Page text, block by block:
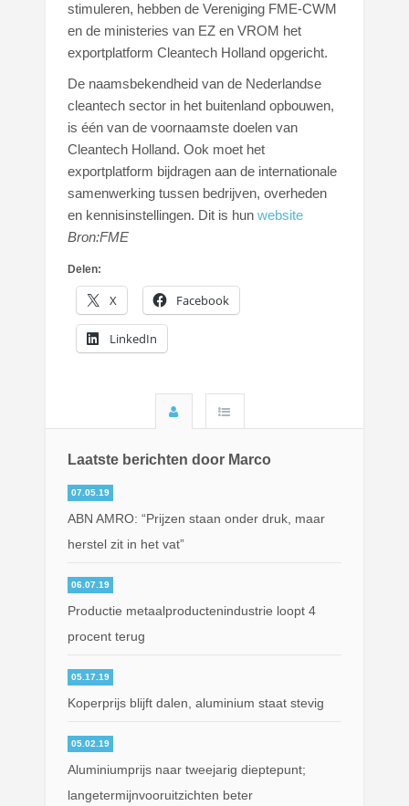
stimuleren, hebben de Vereniging FME-CWM
en de ministeries van EZ en VROM het
exportplatform Cleantech Holland opgericht.
De naamsbekendheid van de Nederlandse
cleantech sector in het buitenland opbouwen,
is één van de voornaamste doelen van
Cleantech Holland. Ook moet het
exportplatform bijdragen aan de internationale
samenwerking tussen bedrijven, overheden
en kennisinstellingen. Dit is hunwebsite
Bron:FME
Delen:
X Facebook
LinkedIn
Laatste berichten door Marco
07.05.19
ABN AMRO: “Prijzen staan onder druk, maar
herstel zit in het vat”
06.07.19
Productie metaalproductenindustrie loopt 4
procent terug
05.17.19
Koperprijs blijft dalen, aluminium staat stevig
05.02.19
Aluminiumprijs naar tweejarig dieptepunt;
langetermijnvooruitzichten beter